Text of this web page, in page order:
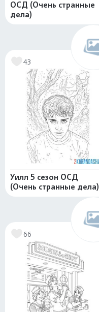
ОСД (Очень странные
дела)
43
Уилл 5 сезон ОСД
(Очень странные дела)
66